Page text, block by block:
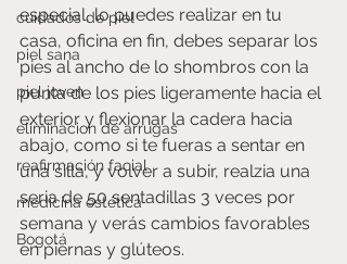
cuidados de piel
piel sana
piel joven
eliminacion de arrugas
reafirmación facial
medicina estética
Bogotá
especial, lo puedes realizar en tu
casa, oficina en fin, debes separar los
pies al ancho de lo shombros con la
punta de los pies ligeramente hacia el
exterior y flexionar la cadera hacia
abajo, como si te fueras a sentar en
una silla, y volver a subir, realzia una
seria de 50 sentadillas 3 veces por
semana y verás cambios favorables
en piernas y glúteos.